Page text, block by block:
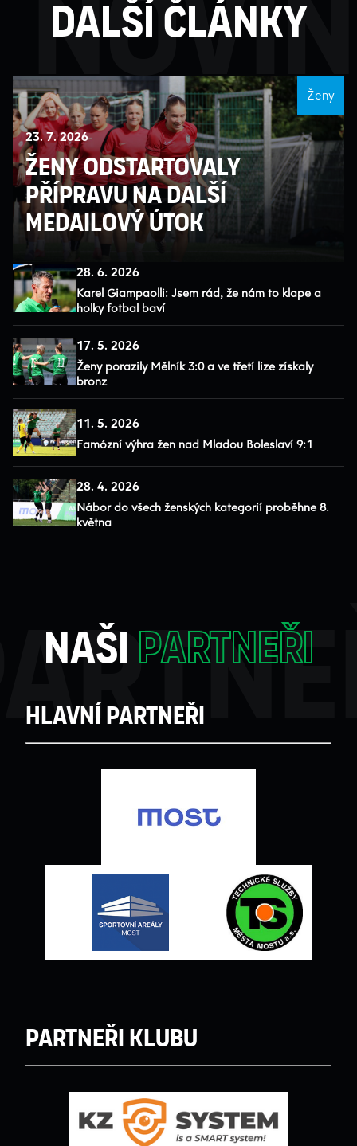
Další články
Ženy
23. 7. 2026
Ženy odstartovaly
přípravu na další
medailový útok
28. 6. 2026
Karel Giampaolli: Jsem rád, že nám to klape a
holky fotbal baví
17. 5. 2026
Ženy porazily Mělník 3:0 a ve třetí lize získaly
bronz
11. 5. 2026
Famózní výhra žen nad Mladou Boleslaví 9:1
28. 4. 2026
Nábor do všech ženských kategorií proběhne 8.
května
naši partneři
Hlavní partneři
Partneři klubu